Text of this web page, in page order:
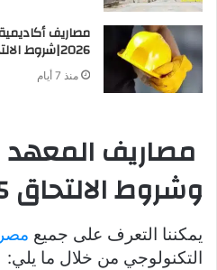
مصاريف
2026|شروط الالتحاق والتخصصات المتاحه
منذ 7 أيام
مصاريف المعهد
وشروط الالتحاق 2025-2026
يمكننا التعرف على جميع
التكنولوجي من خلال ما يلي: